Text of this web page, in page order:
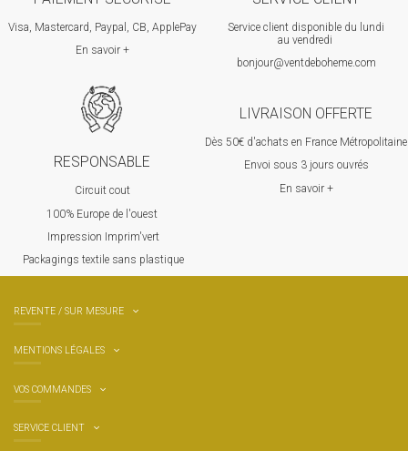
Visa, Mastercard, Paypal, CB, ApplePay
En savoir +
Service client disponible du lundi
au vendredi
bonjour@ventdeboheme.com
RESPONSABLE
Circuit cout
100% Europe de l'ouest
Impression Imprim'vert
Packagings textile sans plastique
LIVRAISON OFFERTE
Dès 50€ d'achats en France Métropolitaine
Envoi sous 3 jours ouvrés
En savoir +
REVENTE / SUR MESURE
MENTIONS LÉGALES
VOS COMMANDES
SERVICE CLIENT